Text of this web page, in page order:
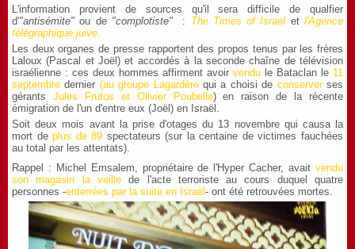
L'information provient de sources qu'il sera difficile de qualfier
d'"antisémite" ou de "complotiste" : The Times of Israel etl'Agence
télégraphique juive.
Les deux organes de presse rapportent des propos tenus par les frères
Laloux (Pascal et Joël) et accordés à la seconde chaîne de télévision
israélienne : ces deux hommes affirment avoir vendu le Bataclan le 11
septembre dernier (au groupe Lagardère qui a choisi de conserver ses
gérants Jules Frutos et Olivier Poubelle) en raison de la récente
émigration de l'un d'entre eux (Joël) en Israël.
Soit deux mois avant la prise d'otages du 13 novembre qui causa la
mort deplus de 89 spectateurs (sur la centaine de victimes fauchées
au total par les attentats).
Rappel : Michel Emsalem, propriétaire de l'Hyper Cacher, avait vendu
son magasin la veillede l'acte terroriste au cours duquel quatre
personnes -enterrées par la suite en Israël - ont été retrouvées mortes.